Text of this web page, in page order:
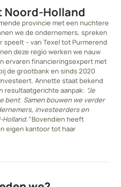
Noord-Holland
provincie met een nuchtere
we de ondernemers, spreken
speelt – van Texel tot Purmerend
deze regio werken we nauw
ervaren financieringsexpert met
de grootbank en sinds 2020
Annette staat bekend
resultaatgerichte aanpak: “Je
bent. Samen bouwen we verder
investeerders en
Bovendien heeft
eigen kantoor tot haar